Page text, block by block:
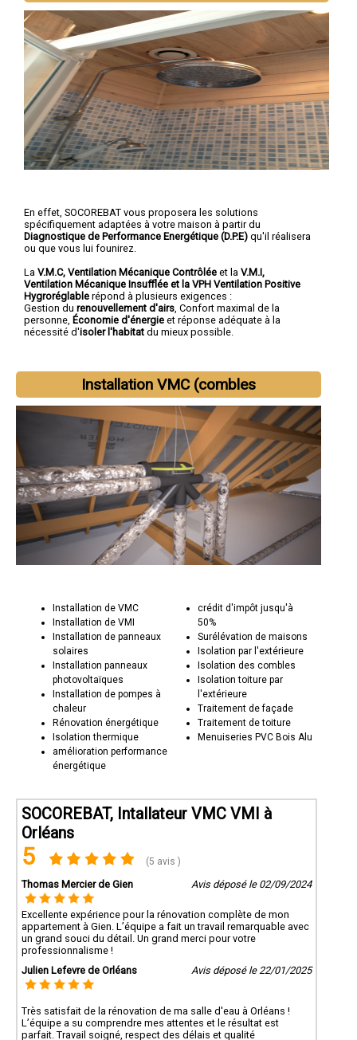
En effet, SOCOREBAT vous proposera les solutions
spécifiquement adaptées à votre maison à partir du
Diagnostique de Performance Energétique (D.P.E) qu'il réalisera
ou que vous lui founirez.
La V.M.C, Ventilation Mécanique Contrôlée et la V.M.I,
Ventilation Mécanique Insufflée et la VPH Ventilation Positive
Hygroréglable répond à plusieurs exigences :
Gestion du renouvellement d'airs , Confort maximal de la
personne, Économie d'énergie et réponse adéquate à la
nécessité d'isoler l'habitat du mieux possible.
Installation VMC (combles
Installation de VMC
Installation de VMI
Installation de panneaux
solaires
Installation panneaux
photovoltaïques
Installation de pompes à
chaleur
Rénovation énergétique
Isolation thermique
amélioration performance
énergétique
crédit d'impôt jusqu'à
50%
Surélévation de maisons
Isolation par l'extérieure
Isolation des combles
Isolation toiture par
l'extérieure
Traitement de façade
Traitement de toiture
Menuiseries PVC Bois Alu
SOCOREBAT, Intallateur VMC VMI à
Orléans
5 (5 avis )
Thomas Mercier de Gien Avis déposé le 02/09/2024
Excellente expérience pour la rénovation complète de mon
appartement à Gien. L’équipe a fait un travail remarquable avec
un grand souci du détail. Un grand merci pour votre
professionnalisme !
Julien Lefevre de Orléans
Avis déposé le 22/01/2025
Très satisfait de la rénovation de ma salle d'eau à Orléans !
L’équipe a su comprendre mes attentes et le résultat est
parfait. Travail soigné, respect des délais et qualité